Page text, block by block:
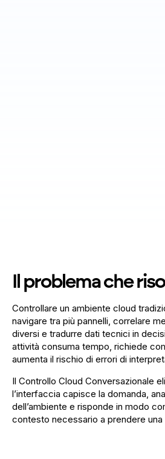
Il problema che
Controllare un ambiente cloud
navigare tra più pannelli, correlare
diversi e tradurre dati tecnici in
attività consuma tempo, richiede
aumenta il rischio di errori di
Il Controllo Cloud Conversazionale
l’interfaccia capisce la domanda,
dell’ambiente e risponde in modo
contesto necessario a prendere